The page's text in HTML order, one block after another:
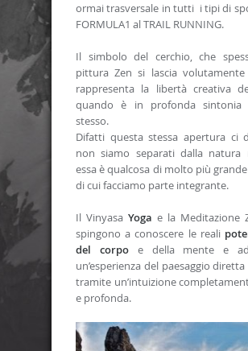
ormai trasversale in tutti i tipi di
FORMULA1 al TRAIL RUNNING.
Il simbolo del cerchio, che
pittura Zen si lascia
rappresenta la libertà creativa
quando è in profonda sintonia
stesso.
Difatti questa stessa apertura ci
non siamo separati dalla natura
essa è qualcosa di molto più
di cui facciamo parte integrante.
Il Vinyasa Yoga e la Meditazione
spingono a conoscere le reali
del corpoe della mente e
un’esperienza del paesaggio
tramite un’intuizione
e profonda.